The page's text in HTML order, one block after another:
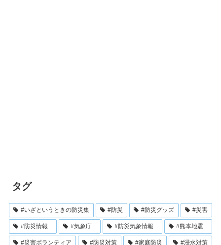
タグ
#いざというときの防災集 #防災 #防災グッズ #災害
#防災情報 #気象庁 #防災気象情報 #熊本地震
#災害ボランティア #防災対策 #家庭防災 #浸水対策